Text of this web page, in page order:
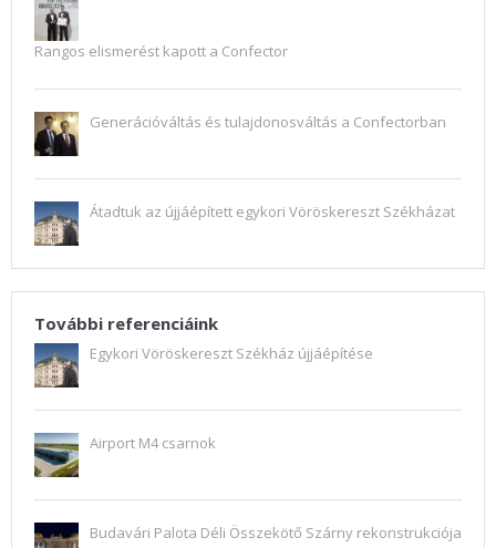
Rangos elismerést kapott a Confector
Generációváltás és tulajdonosváltás a Confectorban
Átadtuk az újjáépített egykori Vöröskereszt Székházat
További referenciáink
Egykori Vöröskereszt Székház újjáépítése
Airport M4 csarnok
Budavári Palota Déli Összekötő Szárny rekonstrukciója